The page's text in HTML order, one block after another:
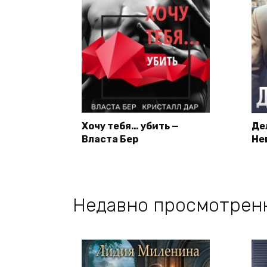
Хочу тебя… убить —
Власта Бер
Недавно